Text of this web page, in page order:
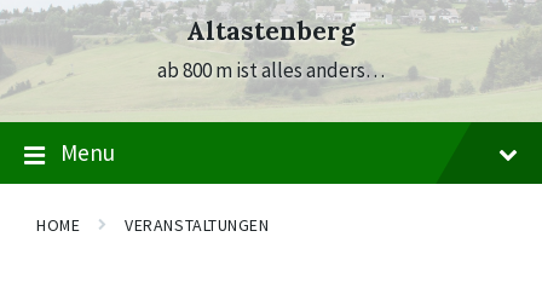
Altastenberg
ab 800 m ist alles anders…
Menu
HOME VERANSTALTUNGEN